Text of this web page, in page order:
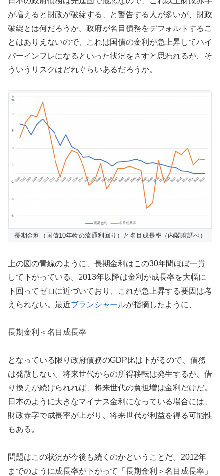
が増えると財政が破綻する、と警告する人が多いが、財政
破綻とは何だろうか。政府が名目債務をデフォルトするこ
とはありえないので、これは国債の金利が急上昇してハイ
パーインフレになるといった状況をさすと思われるが、そ
ういうリスクはどれぐらいあるだろうか。
長期金利（国債10年物の流通利回り）と名目成長率（内閣府調べ）
上の図の青線のように、長期金利はこの30年間ほぼ一貫
して下がっている。2013年以降は金利が成長率を大幅に
下回ってゼロに近づいており、これが急上昇する要因は考
えられない。最近ブランシャールが指摘したように、
長期金利＜名目成長率
となっている限り政府債務のGDP比は下がるので、債務
は発散しない。将来世代からの所得移転は発生するが、借
り換えが続けられれば、将来世代の負担増は金利だけだ。
日本のように大きなマイナス金利になっている場合には、
財政赤字で成長率が上がり、将来世代が利益を得る可能性
もある。
問題はこの状況が今後も続くのかということだ。2012年
までのように成長率が下がって「長期金利＞名目成長率」